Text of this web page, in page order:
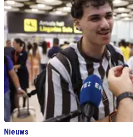
Nieuws